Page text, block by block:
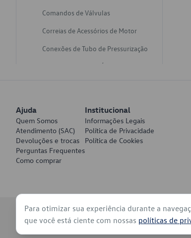
Comandos de Válvulas
Correias de Acessórios de Motor
Conexões de Tubo de Pressurização
Varetas de Nivel de Óleo
Discos de Freio
Juntas de Bomba de Vácuo
Mangueiras de Vácuo de Servo
Pratos de Disco de Freio
Travas de Pastilha de Freio
Ajuda
Quem Somos
Atendimento (SAC)
Devoluções e trocas
Perguntas Frequentes
Como comprar
Institucional
Informações Legais
Política de Privacidade
Política de Cookies
© 2026 - Volkswagen do Brasil - Todos os direitos
Para otimizar sua experiência durante a
que você está ciente com nossas políticas de